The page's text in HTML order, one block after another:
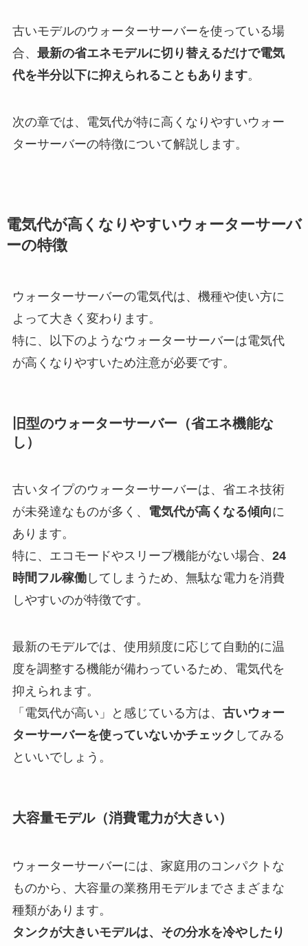
古いモデルのウォーターサーバーを使っている場
合、 最新の省エネモデルに切り替えるだけで電気
代を半分以下に抑えられることもあります。
次の章では、電気代が特に高くなりやすいウォー
ターサーバーの特徴について解説します。
電気代が高くなりやすいウォーターサーバ
ーの特徴
ウォーターサーバーの電気代は、機種や使い方に
よって大きく変わります。
特に、以下のようなウォーターサーバーは電気代
が高くなりやすいため注意が必要です。
旧型のウォーターサーバー（省エネ機能な
し）
古いタイプのウォーターサーバーは、省エネ技術
が未発達なものが多く、 電気代が高くなる傾向に
あります。
特に、エコモードやスリープ機能がない場合、 24
時間フル稼働してしまうため、無駄な電力を消費
しやすいのが特徴です。
最新のモデルでは、使用頻度に応じて自動的に温
度を調整する機能が備わっているため、電気代を
抑えられます。
「電気代が高い」と感じている方は、 古いウォー
ターサーバーを使っていないかチェック してみる
といいでしょう。
大容量モデル（消費電力が大きい）
ウォーターサーバーには、家庭用のコンパクトな
ものから、大容量の業務用モデルまでさまざまな
種類があります。
タンクが大きいモデルは、その分水を冷やしたり